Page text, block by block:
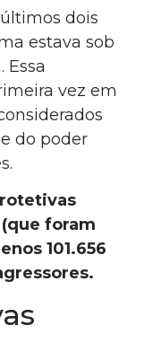
dois
estava sob
vez em
do poder
foram
101.656